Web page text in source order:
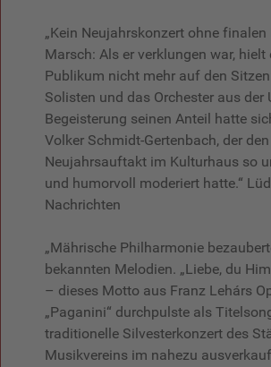
„Kein Neujahrskonzert ohne finalen
Marsch: Als er verklungen war, hielt
Publikum nicht mehr auf den
Solisten und das Orchester aus der
Begeisterung seinen Anteil hatte
Volker Schmidt-Gertenbach, der
Neujahrsauftakt im Kulturhaus so
und humorvoll moderiert hatte.“
Nachrichten
„Mährische Philharmonie
bekannten Melodien. „Liebe, du
– dieses Motto aus Franz Lehárs
„Paganini“ durchpulste als
traditionelle Silvesterkonzert des
Musikvereins im nahezu